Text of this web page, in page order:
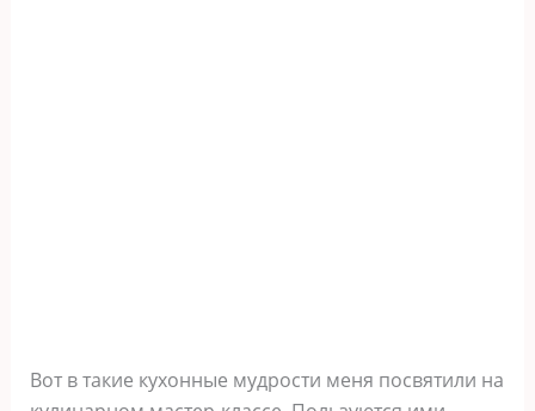
Вот в такие кухонные мудрости меня посвятили на